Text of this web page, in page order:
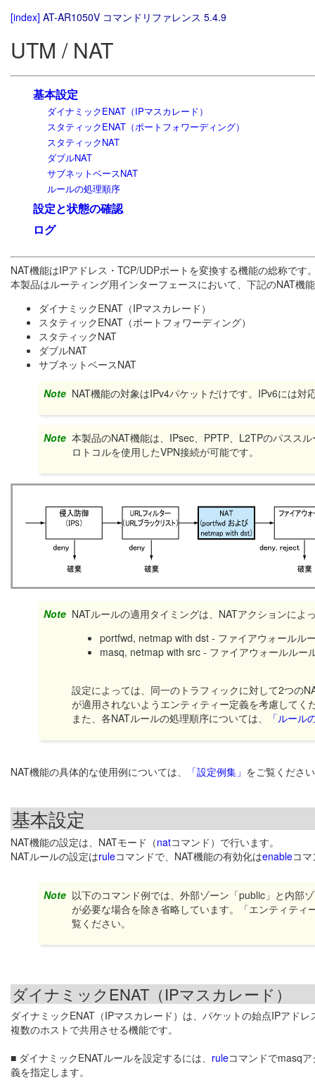
[index] AT-AR1050V コマンドリファレンス 5.4.9
UTM / NAT
基本設定
ダイナミックENAT（IPマスカレード）
スタティックENAT（ポートフォワーディング）
スタティックNAT
ダブルNAT
サブネットベースNAT
ルールの処理順序
設定と状態の確認
ログ
NAT機能はIPアドレス・TCP/UDPポートを変換する機能の総称です
本製品はルーティング用インターフェースにおいて、下記のNAT機
ダイナミックENAT（IPマスカレード）
スタティックENAT（ポートフォワーディング）
スタティックNAT
ダブルNAT
サブネットベースNAT
Note NAT機能の対象はIPv4パケットだけです。IPv6には対
Note 本製品のNAT機能は、IPsec、PPTP、L2TPのパスス
ロトコルを使用したVPN接続が可能です。
Note NATルールの適用タイミングは、NATアクションによ
portfwd, netmap with dst - ファイアウォールル
masq, netmap with src - ファイアウォールルー
設定によっては、同一のトラフィックに対して2つの
が適用されないようエンティティー定義を考慮してく
また、各NATルールの処理順序については、
「ルール
NAT機能の具体的な使用例については、 「設定例集」 をご覧くださ
基本設定
NAT機能の設定は、NATモード（natコマンド）で行います。
NATルールの設定はruleコマンドで、NAT機能の有効化はenableコ
Note 以下のコマンド例では、外部ゾーン「public」と内部
が必要な場合を除き省略しています。「エンティティ
覧ください。
ダイナミックENAT（IPマスカレード）
ダイナミックENAT（IPマスカレード）は、パケットの始点IPアド
複数のホストで共用させる機能です。
■ ダイナミックENATルールを設定するには、 ruleコマンドでmasq
義を指定します。